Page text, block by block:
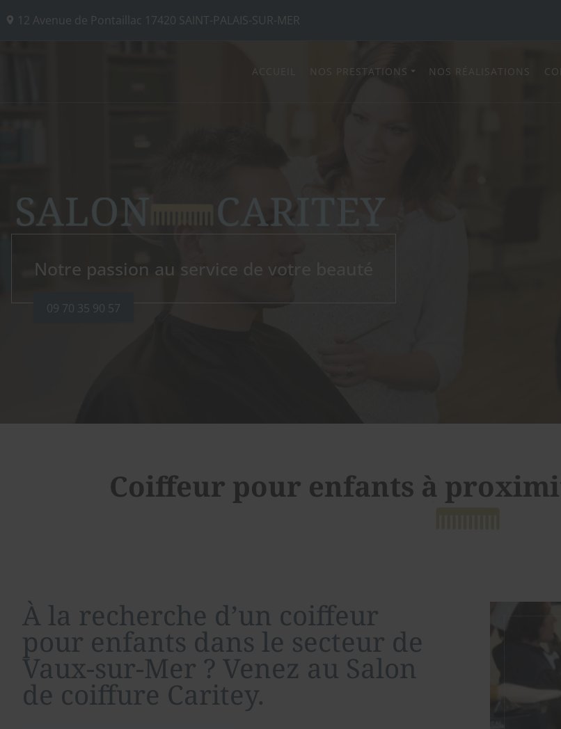
12 Avenue de Pontaillac 17420 SAINT-PALAIS-SUR-MER
Notre passion au service de votre beauté
09 70 35 90 57
ACCUEIL NOS PRESTATIONS NOS RÉALISATIONS
Coiffeur pour enfants à
À la recherche d’un coiffeur
pour enfants dans le secteur de
Vaux-sur-Mer ? Venez au Salon
de coiffure Caritey.